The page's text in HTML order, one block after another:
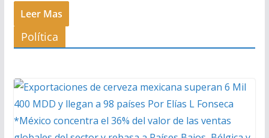
Leer Mas
Política